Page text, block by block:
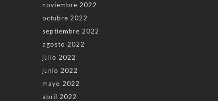
noviembre 2022
octubre 2022
septiembre 2022
agosto 2022
julio 2022
junio 2022
mayo 2022
abril 2022